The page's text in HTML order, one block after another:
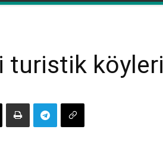
turistik köyleri